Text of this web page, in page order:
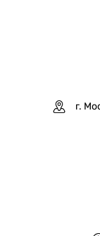
г.